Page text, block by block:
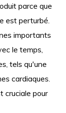
parce que
est perturbé.
importants
le temps,
tels qu'une
cardiaques.
cruciale pour